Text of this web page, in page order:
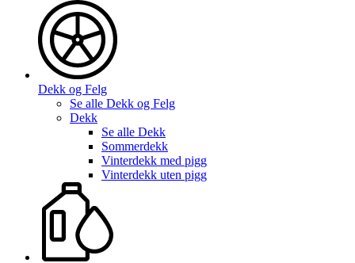
Dekk og Felg
Se alle Dekk og Felg
Dekk
Se alle Dekk
Sommerdekk
Vinterdekk med pigg
Vinterdekk uten pigg